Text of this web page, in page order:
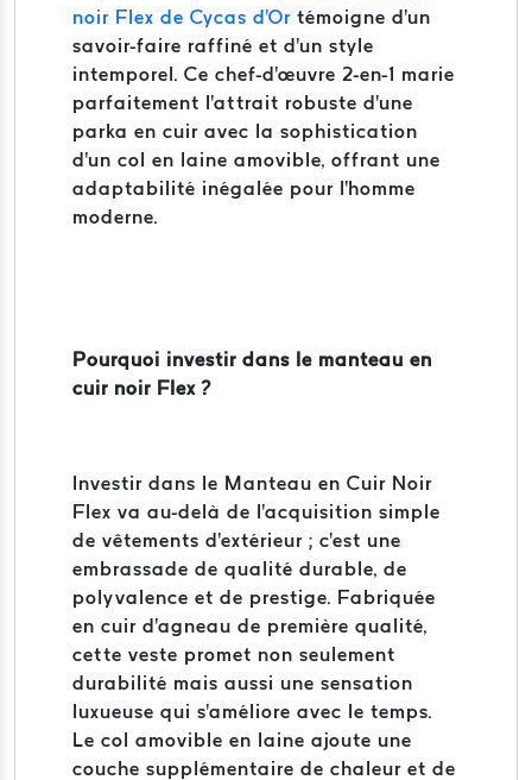
noir Flex de Cycas d'Or témoigne d'un
savoir-faire raffiné et d'un style
intemporel. Ce chef-d'œuvre 2-en-1 marie
parfaitement l'attrait robuste d'une
parka en cuir avec la sophistication
d'un col en laine amovible, offrant une
adaptabilité inégalée pour l'homme
moderne.
Pourquoi investir dans le manteau en
cuir noir Flex ?
Investir dans le Manteau en Cuir Noir
Flex va au-delà de l'acquisition simple
de vêtements d'extérieur ; c'est une
embrassade de qualité durable, de
polyvalence et de prestige. Fabriquée
en cuir d'agneau de première qualité,
cette veste promet non seulement
durabilité mais aussi une sensation
luxueuse qui s'améliore avec le temps.
Le col amovible en laine ajoute une
couche supplémentaire de chaleur et de